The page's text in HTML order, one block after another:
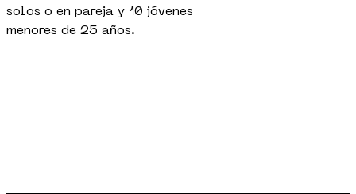
solos o en pareja y 10 jóvenes
menores de 25 años.